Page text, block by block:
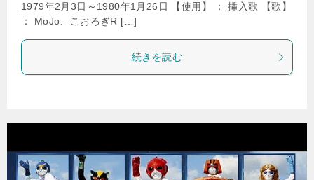
1979年2月3日～1980年1月26日 【使用】 ： 挿入歌 【歌】
： MoJo、こおろぎR […]
続きを読む